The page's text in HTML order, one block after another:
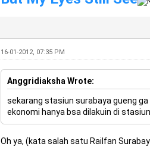
16-01-2012, 07:35 PM
Anggridiaksha Wrote:
sekarang stasiun surabaya gueng ga
ekonomi hanya bsa dilakuin di
Oh ya, (kata salah satu Railfan